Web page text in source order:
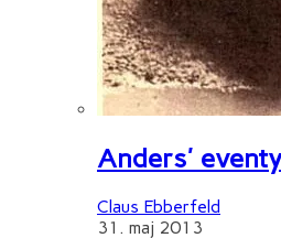
Anders'
Claus Ebberfeld
31. maj 2013